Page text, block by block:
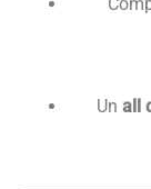
Un all